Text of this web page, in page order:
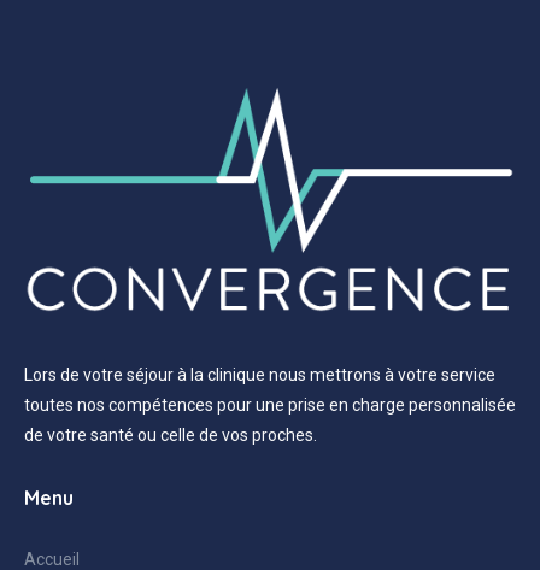
Lors de votre séjour à la clinique nous mettrons à votre service
toutes nos compétences pour une prise en charge personnalisée
de votre santé ou celle de vos proches.
Menu
Accueil